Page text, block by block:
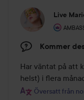
Live
Kommer
Har väntat på att
helst) i flera
Översatt från